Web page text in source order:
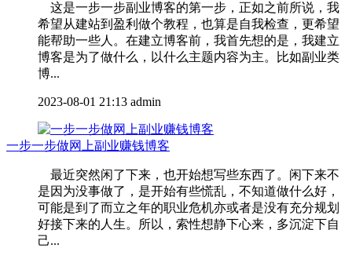
这是一步一步副业博客的第一步，正如之前所说，我
希望从建站到盈利做个教程，也算是自我检查，更希望
能帮助一些人。在建立博客前，我首先想的是，我建立
博客是为了做什么，以什么主题内容为主。比如副业类
博...
2023-08-01 21:13 admin
一步一步做网上副业赚钱博客
最近突然闲了下来，也开始想写些东西了。闲下来不
是因为没事做了，是开始有些慌乱，不知道做什么好，
可能是到了而立之年的职业危机亦或者是没有充分规划
好接下来的人生。所以，索性想静下心来，多沉淀下自
己...